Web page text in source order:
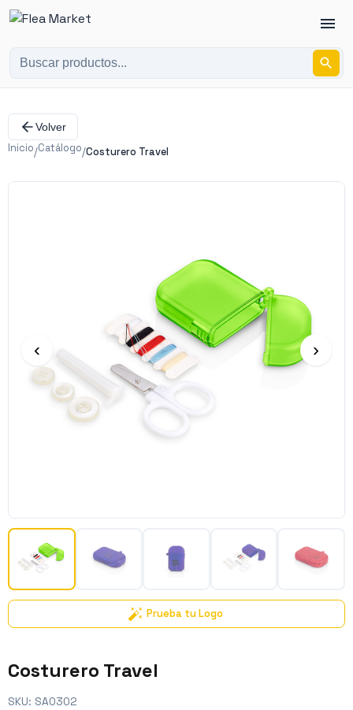
Volver
Inicio/Catálogo/Costurero Travel
‹ ›
Prueba tu Logo
Costurero Travel
SKU: SA0302